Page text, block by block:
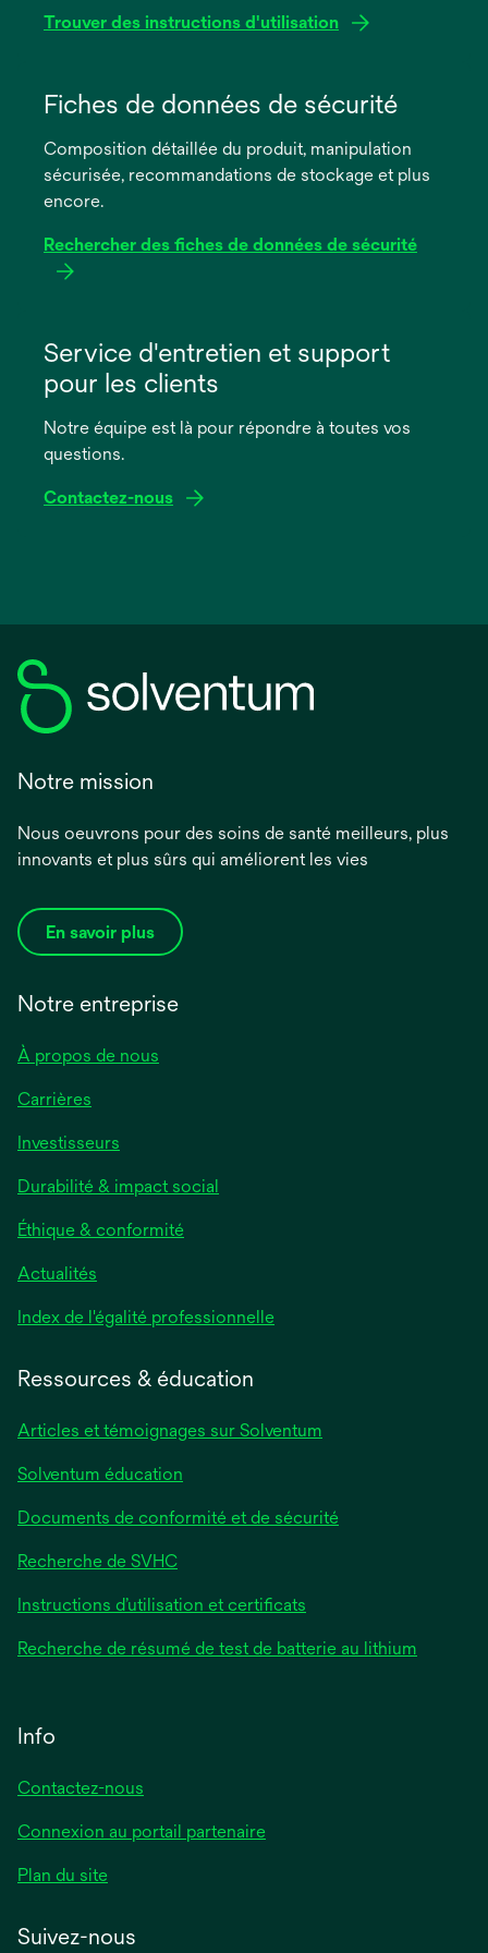
Trouver des instructions d'utilisation
dans
nouvel
onglet
Fiches de données de sécurité
Composition détaillée du produit, manipulation
sécurisée, recommandations de stockage et plus
encore.
Rechercher des fiches de données de sécurité
dans
nouvel
onglet
Service d'entretien et support
pour les clients
Notre équipe est là pour répondre à toutes vos
questions.
Contactez-nous
Notre mission
Nous oeuvrons pour des soins de santé meilleurs, plus
innovants et plus sûrs qui améliorent les vies
En savoir plus
Notre entreprise
À propos de nous
Carrières
Investisseurs
Durabilité & impact social
Éthique & conformité
Actualités
Index de l'égalité professionnelles’ouvre
onglet
Ressources & éducation
Articles et témoignages sur Solventum
Solventum éducation
Documents de conformité et de sécurité
Recherche de SVHC
Instructions d’utilisation et certificats
Recherche de résumé de test de batterie au lithium
Info
Contactez-nous
Connexion au portail partenaire
Plan du site
Suivez-nous